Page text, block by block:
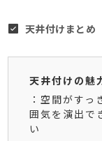
天井付けまとめ
天井付けの魅
：空間がすっ
囲気を演出で
い